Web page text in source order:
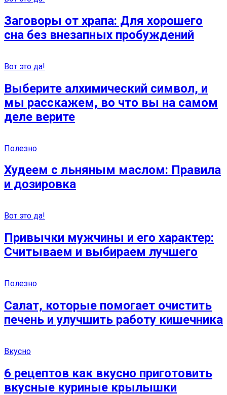
Заговоры от храпа: Для хорошего
сна без внезапных пробуждений
Вот это да!
Выберите алхимический символ, и
мы расскажем, во что вы на самом
деле верите
Полезно
Худеем с льняным маслом: Правила
и дозировка
Вот это да!
Привычки мужчины и его характер:
Считываем и выбираем лучшего
Полезно
Салат, которые помогает очистить
печень и улучшить работу кишечника
Вкусно
6 рецептов как вкусно приготовить
вкусные куриные крылышки